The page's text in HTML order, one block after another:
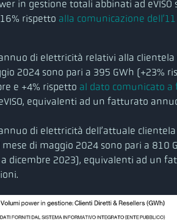
in gestione totali abbinati ad eVISO
rispetto alla comunicazione
di elettricità relativi alla
2024 sono pari a 395 GWh (+23%
e +4% rispetto al dato comunicato a
equivalenti ad un fatturato
di elettricità dell’attuale clientela
mese di maggio 2024 sono pari a 810
dicembre 2023), equivalenti ad un